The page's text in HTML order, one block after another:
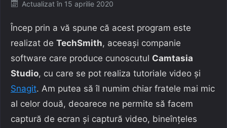
Posted
Actualizat în 15 aprilie 2020
Încep prin a vă spune că acest program este
realizat de TechSmith, aceeași companie
software care produce cunoscutul Camtasia
Studio, cu care se pot realiza tutoriale video și
Snagit. Am putea să îl numim chiar fratele mai mic
al celor două, deoarece ne permite să facem
captură de ecran și captură video, bineînțeles